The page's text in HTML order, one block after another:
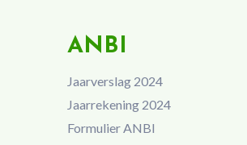
ANBI
Jaarverslag 2024
Jaarrekening 2024
Formulier ANBI